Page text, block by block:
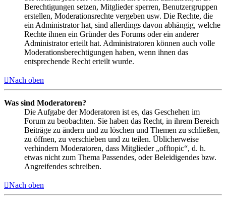
Berechtigungen setzen, Mitglieder sperren, Benutzergruppen
erstellen, Moderationsrechte vergeben usw. Die Rechte, die
ein Administrator hat, sind allerdings davon abhängig, welche
Rechte ihnen ein Gründer des Forums oder ein anderer
Administrator erteilt hat. Administratoren können auch volle
Moderationsberechtigungen haben, wenn ihnen das
entsprechende Recht erteilt wurde.
Nach oben
Was sind Moderatoren?
Die Aufgabe der Moderatoren ist es, das Geschehen im
Forum zu beobachten. Sie haben das Recht, in ihrem Bereich
Beiträge zu ändern und zu löschen und Themen zu schließen,
zu öffnen, zu verschieben und zu teilen. Üblicherweise
verhindern Moderatoren, dass Mitglieder „offtopic“, d. h.
etwas nicht zum Thema Passendes, oder Beleidigendes bzw.
Angreifendes schreiben.
Nach oben